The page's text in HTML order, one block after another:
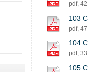
pdf, 42
103
pdf, 47
104
pdf, 33
105